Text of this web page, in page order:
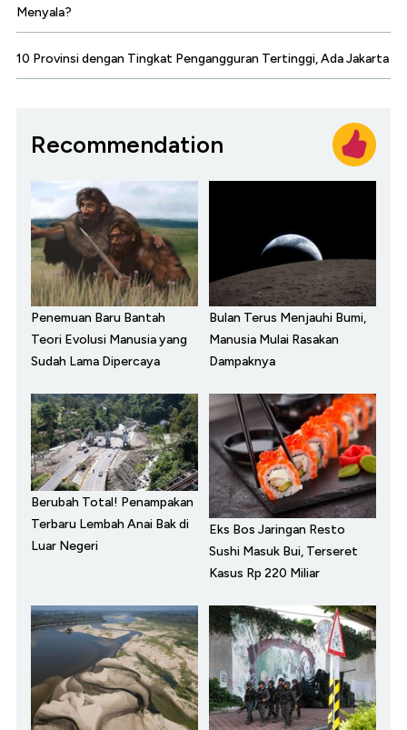
Menyala?
10 Provinsi dengan Tingkat Pengangguran Tertinggi, Ada Jakarta
Recommendation
Penemuan Baru Bantah
Teori Evolusi Manusia yang
Sudah Lama Dipercaya
Bulan Terus Menjauhi Bumi,
Manusia Mulai Rasakan
Dampaknya
Berubah Total! Penampakan
Terbaru Lembah Anai Bak di
Luar Negeri
Eks Bos Jaringan Resto
Sushi Masuk Bui, Terseret
Kasus Rp 220 Miliar